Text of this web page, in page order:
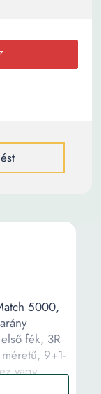
5000,
fék, 3R
9+1-
vagy